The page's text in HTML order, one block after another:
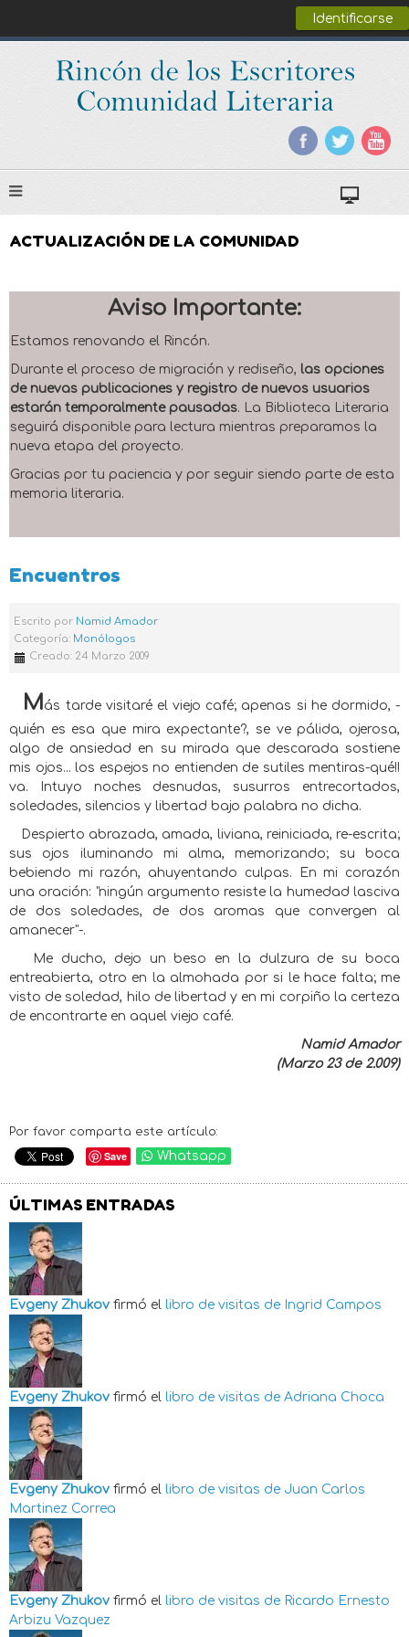
Identificarse
ACTUALIZACIÓN DE LA COMUNIDAD
Aviso Importante:
Estamos renovando el Rincón.
Durante el proceso de migración y rediseño, las opciones
de nuevas publicaciones y registro de nuevos usuarios
estarán temporalmente pausadas. La Biblioteca Literaria
seguirá disponible para lectura mientras preparamos la
nueva etapa del proyecto.
Gracias por tu paciencia y por seguir siendo parte de esta
memoria literaria.
Encuentros
Escrito por Namid Amador
Categoría: Monólogos
Creado: 24 Marzo 2009
Más tarde visitaré el viejo café; apenas si he dormido, -
quién es esa que mira expectante?, se ve pálida, ojerosa,
algo de ansiedad en su mirada que descarada sostiene
mis ojos... los espejos no entienden de sutiles mentiras-qué!!
va. Intuyo noches desnudas, susurros entrecortados,
soledades, silencios y libertad bajo palabra no dicha.
Despierto abrazada, amada, liviana, reiniciada, re-escrita;
sus ojos iluminando mi alma, memorizando; su boca
bebiendo mi razón, ahuyentando culpas. En mi corazón
una oración: "ningún argumento resiste la humedad lasciva
de dos soledades, de dos aromas que convergen al
amanecer"-.
Me ducho, dejo un beso en la dulzura de su boca
entreabierta, otro en la almohada por si le hace falta; me
visto de soledad, hilo de libertad y en mi corpiño la certeza
de encontrarte en aquel viejo café.
Namid Amador
(Marzo 23 de 2.009)
Por favor comparta este artículo:
Save Whatsapp
ÚLTIMAS ENTRADAS
Evgeny Zhukov firmó el libro de visitas de Ingrid Campos
Evgeny Zhukov firmó el libro de visitas de Adriana Choca
Evgeny Zhukov firmó el libro de visitas de Juan Carlos
Martinez Correa
Evgeny Zhukov firmó el libro de visitas de Ricardo Ernesto
Arbizu Vazquez